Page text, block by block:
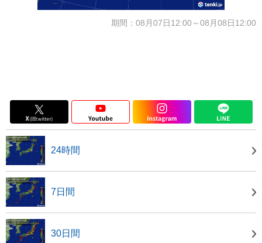
期間：08月07日12:00～08月08日12:00
24時間
7日間
30日間